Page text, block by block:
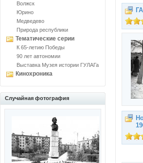
Волжск
Юрино
Медведево
Природа республики
Тематические серии
К 65-летию Победы
90 лет автономии
Выставка Музея истории ГУЛАГа
Кинохроника
Случайная фотография